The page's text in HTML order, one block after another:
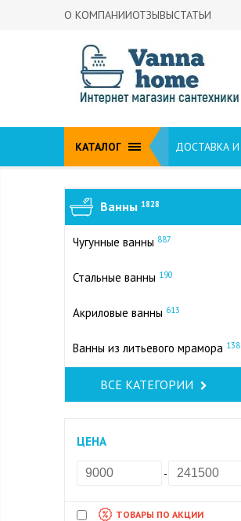
О КОМПАНИИОТЗЫВЫСТАТЬИ
КАТАЛОГ ДОСТАВКА
Ванны 1828
Чугунные ванны 887
Стальные ванны 190
Акриловые ванны 613
Ванны из литьевого мрамора 138
ВСЕ КАТЕГОРИИ
ЦЕНА
-
ТОВАРЫ ПО АКЦИИ